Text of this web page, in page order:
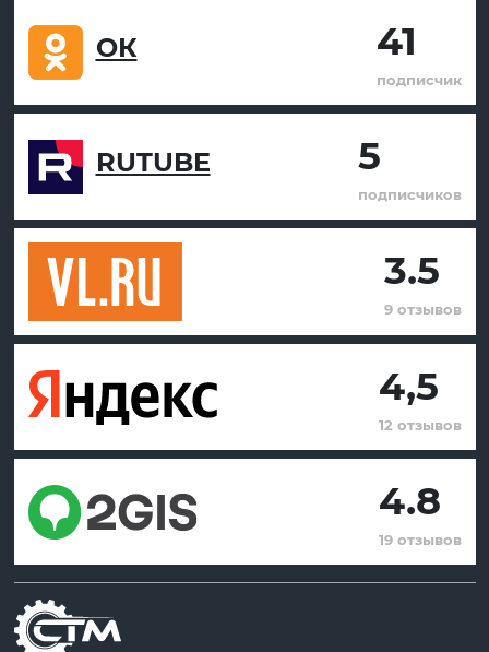
ОК 41
подписчик
RUTUBE 5
подписчиков
3.5
9 отзывов
4,5
12 отзывов
4.8
19 отзывов